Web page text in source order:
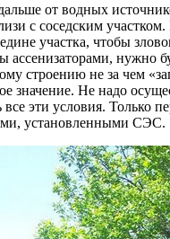
от водных
с соседским
участка, чтобы
ассенизаторами, нужно
строению не за чем
значение. Не надо
эти условия. Только
установленными СЭС.